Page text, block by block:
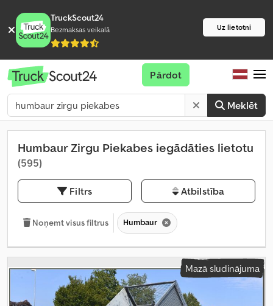
TruckScout24
Bezmaksas veikalā Uz lietotni
Meklēt
Pārdot
Humbaur Zirgu Piekabes iegādāties lietotu
(595)
Filtrs Atbilstība
Noņemt visus filtrus Humbaur
Mazā sludinājuma